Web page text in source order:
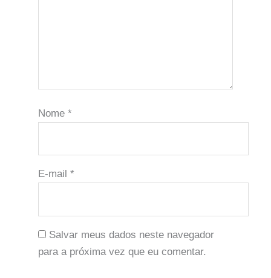
Nome *
E-mail *
Salvar meus dados neste navegador
para a próxima vez que eu comentar.